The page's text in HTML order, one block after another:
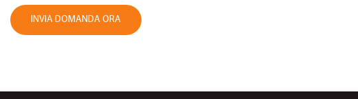
INVIA DOMANDA ORA